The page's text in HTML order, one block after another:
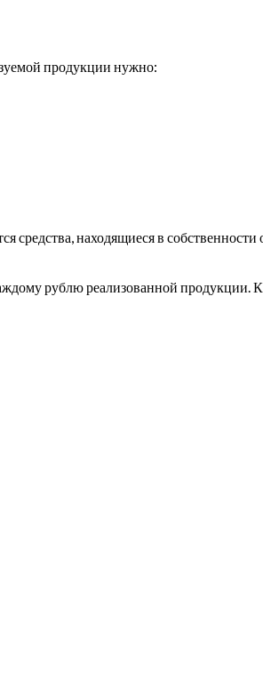
продукции нужно:
средства, находящиеся в
рублю реализованной